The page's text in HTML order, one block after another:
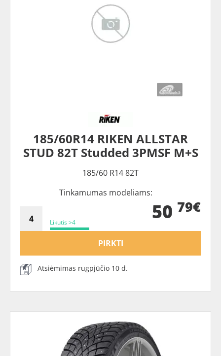
185/60R14 RIKEN ALLSTAR
STUD 82T Studded 3PMSF M+S
185/60 R14 82T
Tinkamumas modeliams:
Likutis >4 50 79€
PIRKTI
Atsiėmimas rugpjūčio 10 d.